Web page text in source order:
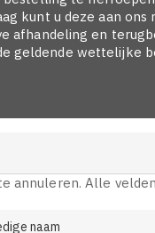
kunt u deze aan
afhandeling en
geldende wettelijke
annuleren. Alle